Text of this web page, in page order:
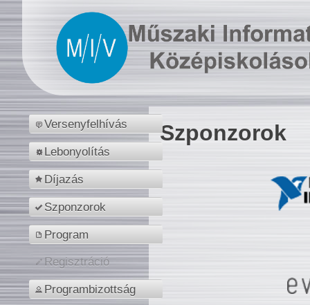
Versenyfelhívás
Lebonyolítás
Díjazás
Szponzorok
Program
Regisztráció
Programbizottság
Szponzorok